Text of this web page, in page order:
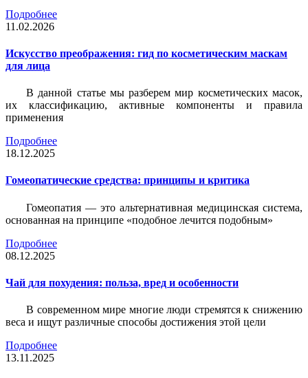
Подробнее
11.02.2026
Искусство преображения: гид по косметическим маскам
для лица
В данной статье мы разберем мир косметических масок,
их классификацию, активные компоненты и правила
применения
Подробнее
18.12.2025
Гомеопатические средства: принципы и критика
Гомеопатия — это альтернативная медицинская система,
основанная на принципе «подобное лечится подобным»
Подробнее
08.12.2025
Чай для похудения: польза, вред и особенности
В современном мире многие люди стремятся к снижению
веса и ищут различные способы достижения этой цели
Подробнее
13.11.2025